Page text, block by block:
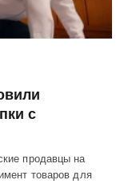
с
продавцы на
товаров для